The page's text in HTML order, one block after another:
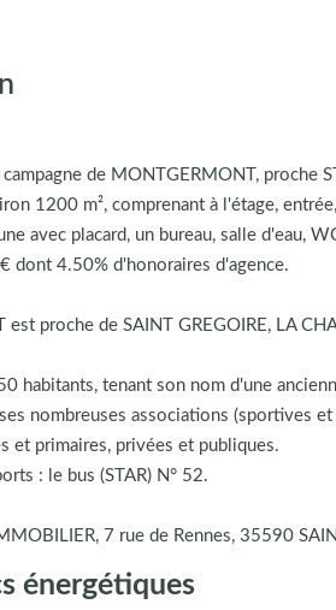
de MONTGERMONT, proche
1200 m², comprenant à l'étage,
avec placard, un bureau, salle d'eau,
dont 4.50% d'honoraires d'agence.
est proche de SAINT GREGOIRE, LA
habitants, tenant son nom d'une
nombreuses associations (sportives
et primaires, privées et publiques.
: le bus (STAR) N° 52.
7 rue de Rennes, 35590
énergétiques